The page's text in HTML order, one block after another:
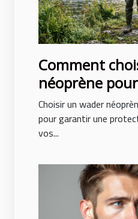
Comment
néoprène
protection
Choisir un wader
pour garantir une
vos...